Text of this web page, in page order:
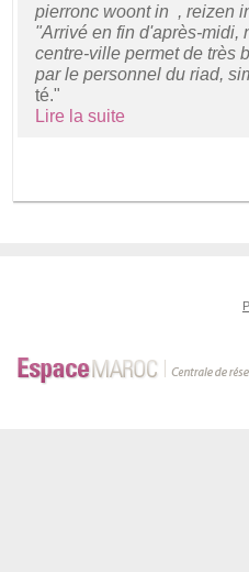
pierronc woont in , reizen
"Arrivé en fin d'après-midi,
centre-ville permet de très
par le personnel du riad,
té."
Lire la suite